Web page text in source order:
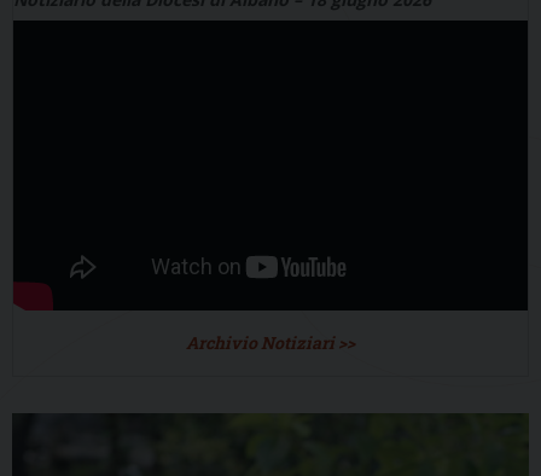
Archivio Notiziari >>